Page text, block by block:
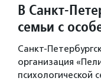
В Санкт-
семьи с
Санкт-
организация
психологической